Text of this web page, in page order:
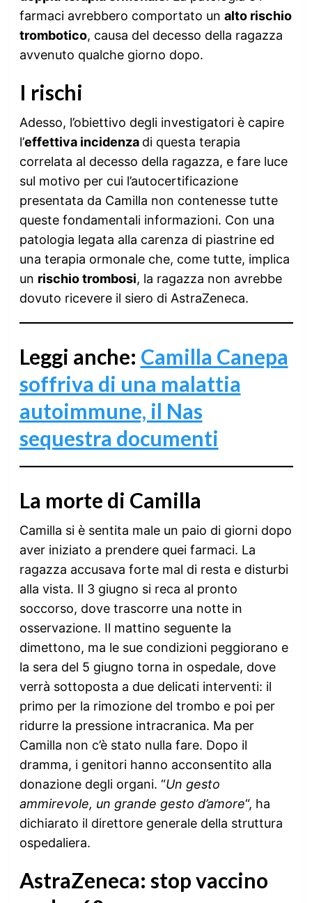
farmaci avrebbero comportato un alto rischio
trombotico, causa del decesso della ragazza
avvenuto qualche giorno dopo.
I rischi
Adesso, l’obiettivo degli investigatori è capire
l’effettiva incidenza di questa terapia
correlata al decesso della ragazza, e fare luce
sul motivo per cui l’autocertificazione
presentata da Camilla non contenesse tutte
queste fondamentali informazioni. Con una
patologia legata alla carenza di piastrine ed
una terapia ormonale che, come tutte, implica
un rischio trombosi, la ragazza non avrebbe
dovuto ricevere il siero di AstraZeneca.
Leggi anche: Camilla Canepa
soffriva di una malattia
autoimmune, il Nas
sequestra documenti
La morte di Camilla
Camilla si è sentita male un paio di giorni dopo
aver iniziato a prendere quei farmaci. La
ragazza accusava forte mal di resta e disturbi
alla vista. Il 3 giugno si reca al pronto
soccorso, dove trascorre una notte in
osservazione. Il mattino seguente la
dimettono, ma le sue condizioni peggiorano e
la sera del 5 giugno torna in ospedale, dove
verrà sottoposta a due delicati interventi: il
primo per la rimozione del trombo e poi per
ridurre la pressione intracranica. Ma per
Camilla non c’è stato nulla fare. Dopo il
dramma, i genitori hanno acconsentito alla
donazione degli organi. “Un gesto
ammirevole, un grande gesto d’amore“, ha
dichiarato il direttore generale della struttura
ospedaliera.
AstraZeneca: stop vaccino